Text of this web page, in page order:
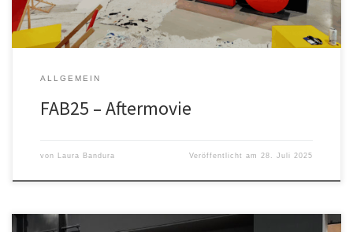
ALLGEMEIN
FAB25 – Aftermovie
von Laura Bandura Veröffentlicht am28. Juli 2025